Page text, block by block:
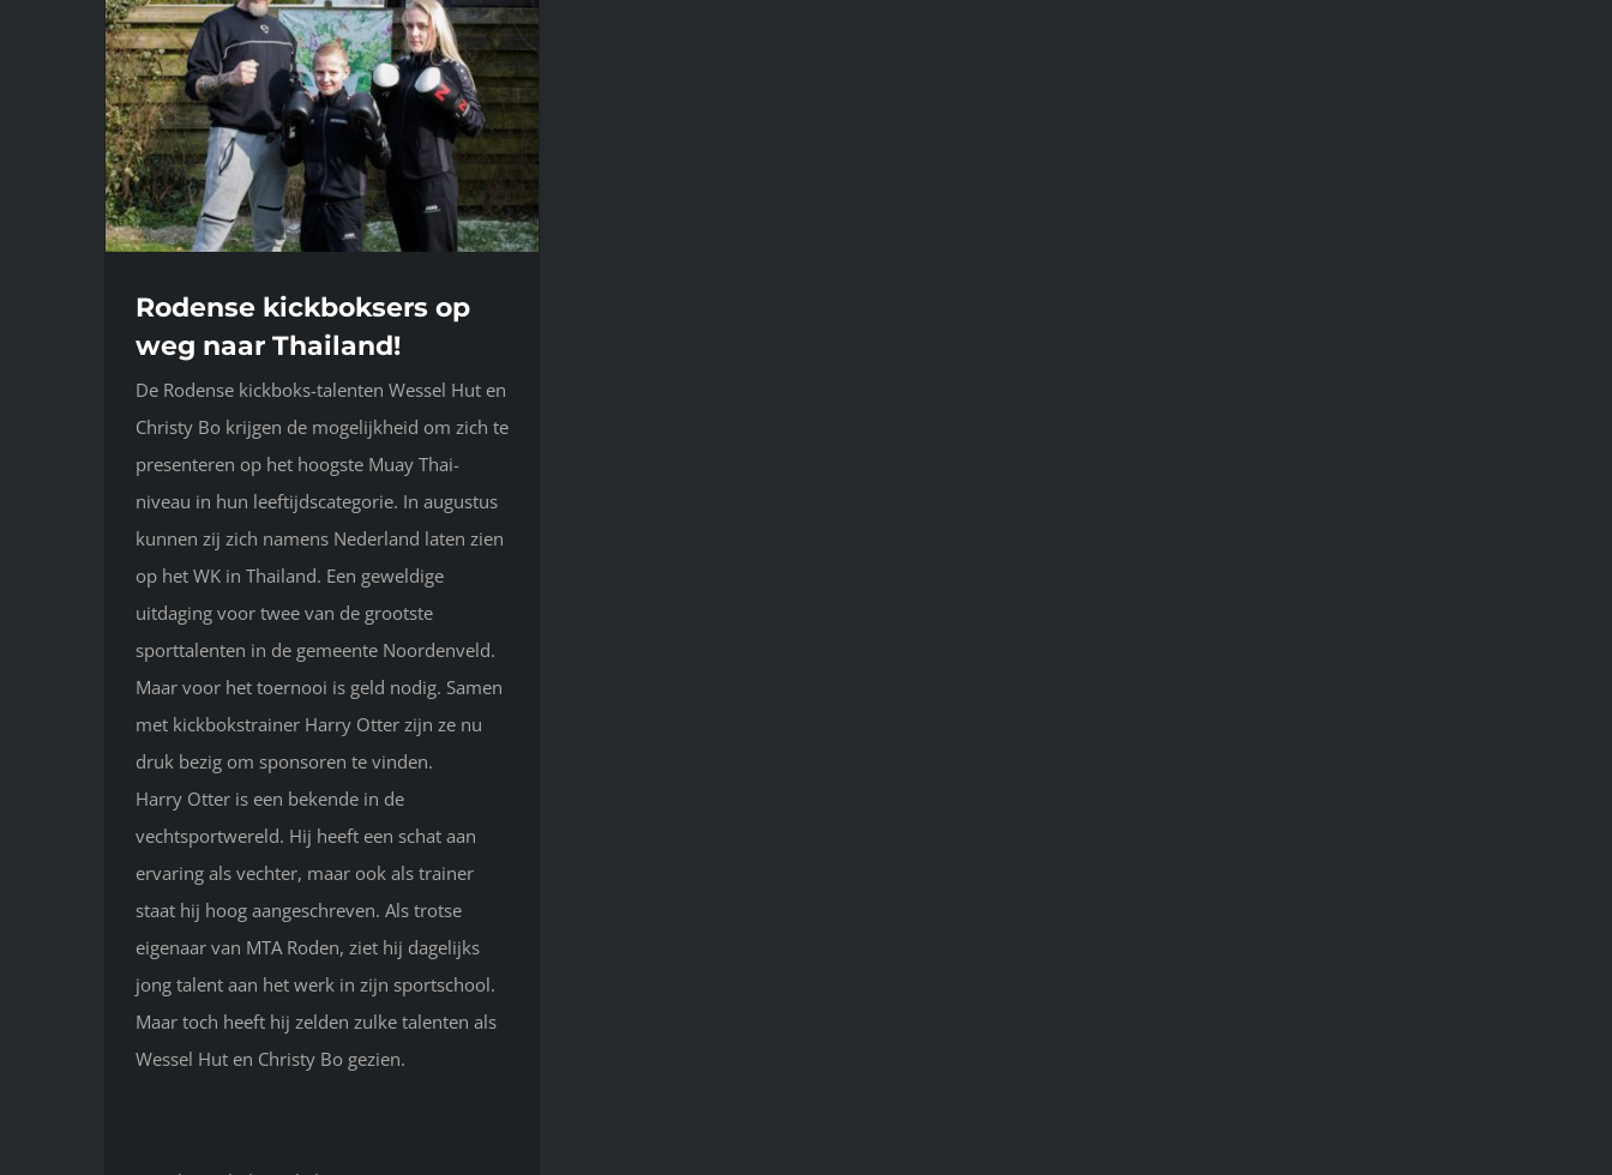
Rodense kickboksers op
weg naar Thailand!
De Rodense kickboks-talenten Wessel Hut en
Christy Bo krijgen de mogelijkheid om zich te
presenteren op het hoogste Muay Thai-
niveau in hun leeftijdscategorie. In augustus
kunnen zij zich namens Nederland laten zien
op het WK in Thailand. Een geweldige
uitdaging voor twee van de grootste
sporttalenten in de gemeente Noordenveld.
Maar voor het toernooi is geld nodig. Samen
met kickbokstrainer Harry Otter zijn ze nu
druk bezig om sponsoren te vinden.
Harry Otter is een bekende in de
vechtsportwereld. Hij heeft een schat aan
ervaring als vechter, maar ook als trainer
staat hij hoog aangeschreven. Als trotse
eigenaar van MTA Roden, ziet hij dagelijks
jong talent aan het werk in zijn sportschool.
Maar toch heeft hij zelden zulke talenten als
Wessel Hut en Christy Bo gezien.